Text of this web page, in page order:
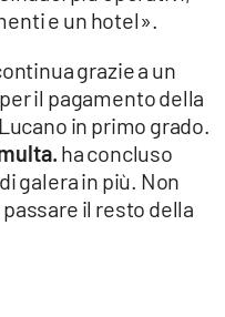
e un hotel».
grazie a un
il pagamento della
in primo grado.
ha concluso
galera in più. Non
il resto della